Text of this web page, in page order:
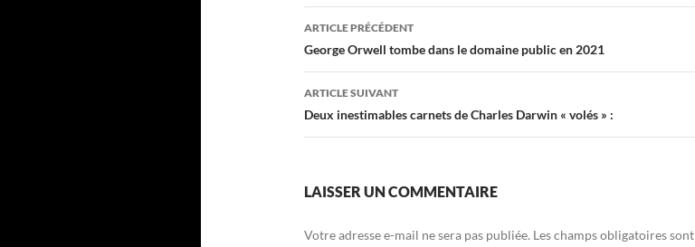
Navigation
des
articles
ARTICLE PRÉCÉDENT
George Orwell tombe dans le domaine public en 2021
ARTICLE SUIVANT
Deux inestimables carnets de Charles Darwin « volés » :
LAISSER UN COMMENTAIRE
Votre adresse e-mail ne sera pas publiée. Les champs obligatoires sont